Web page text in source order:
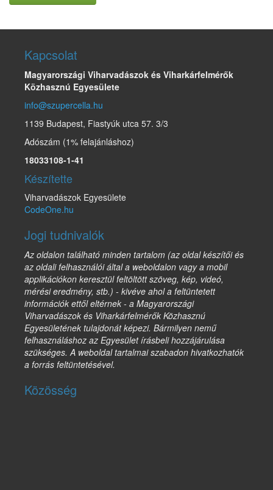
Kapcsolat
Magyarországi Viharvadászok és Viharkárfelmérők
Közhasznú Egyesülete
info@szupercella.hu
1139 Budapest, Fiastyúk utca 57. 3/3
Adószám (1% felajánláshoz)
18033108-1-41
Készítette
Viharvadászok Egyesülete
CodeOne.hu
Jogi tudnivalók
Az oldalon található minden tartalom (az oldal készítői és
az oldali felhasználói által a weboldalon vagy a mobil
applikációkon keresztül feltöltött szöveg, kép, videó,
mérési eredmény, stb.) - kivéve ahol a feltüntetett
információk ettől eltérnek - a Magyarországi
Viharvadászok és Viharkárfelmérők Közhasznú
Egyesületének tulajdonát képezi. Bármilyen nemű
felhasználáshoz az Egyesület írásbeli hozzájárulása
szükséges. A weboldal tartalmai szabadon hivatkozhatók
a forrás feltüntetésével.
Közösség